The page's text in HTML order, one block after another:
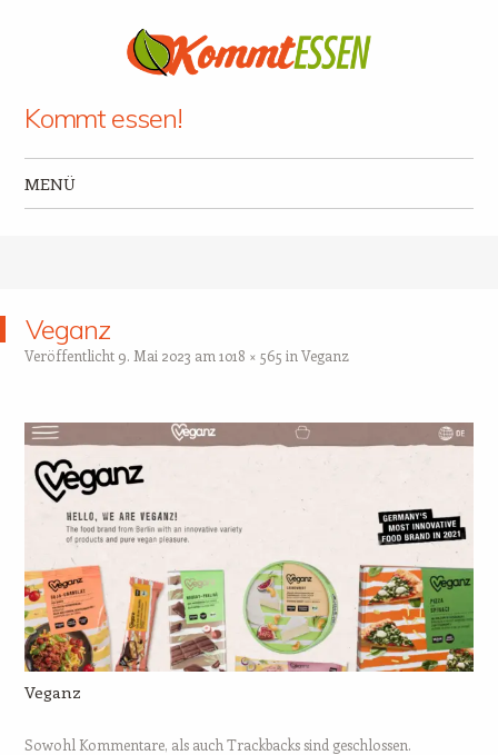
Kommt essen!
MENÜ
Veganz
Veröffentlicht 9. Mai 2023 am 1018 × 565 in Veganz
Veganz
Sowohl Kommentare, als auch Trackbacks sind geschlossen.